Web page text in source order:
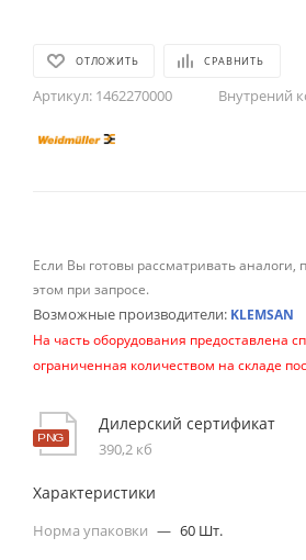
ОТЛОЖИТЬ СРАВНИТЬ
Артикул: 1462270000 Внутрений
Если Вы готовы рассматривать аналоги,
этом при запросе.
Возможные производители: KLEMSAN
На часть оборудования предоставлена
ограниченная количеством на складе
Дилерский сертификат
390,2 кб
Характеристики
Норма упаковки — 60 Шт.